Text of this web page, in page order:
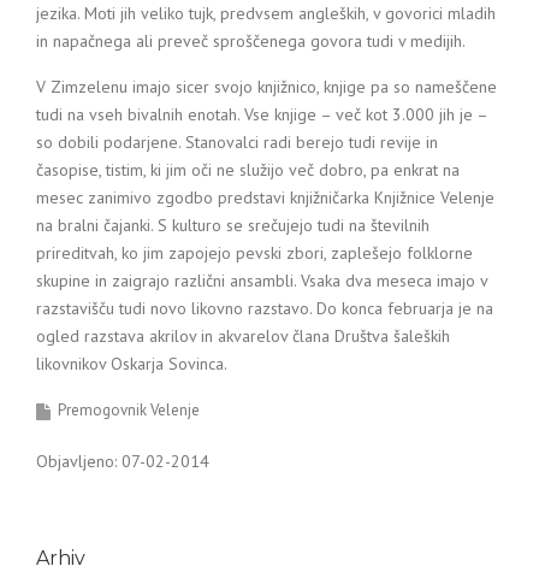
jezika. Moti jih veliko tujk, predvsem angleških, v govorici mladih
in napačnega ali preveč sproščenega govora tudi v medijih.
V Zimzelenu imajo sicer svojo knjižnico, knjige pa so nameščene
tudi na vseh bivalnih enotah. Vse knjige – več kot 3.000 jih je –
so dobili podarjene. Stanovalci radi berejo tudi revije in
časopise, tistim, ki jim oči ne služijo več dobro, pa enkrat na
mesec zanimivo zgodbo predstavi knjižničarka Knjižnice Velenje
na bralni čajanki. S kulturo se srečujejo tudi na številnih
prireditvah, ko jim zapojejo pevski zbori, zaplešejo folklorne
skupine in zaigrajo različni ansambli. Vsaka dva meseca imajo v
razstavišču tudi novo likovno razstavo. Do konca februarja je na
ogled razstava akrilov in akvarelov člana Društva šaleških
likovnikov Oskarja Sovinca.
Premogovnik Velenje
Objavljeno: 07-02-2014
Arhiv